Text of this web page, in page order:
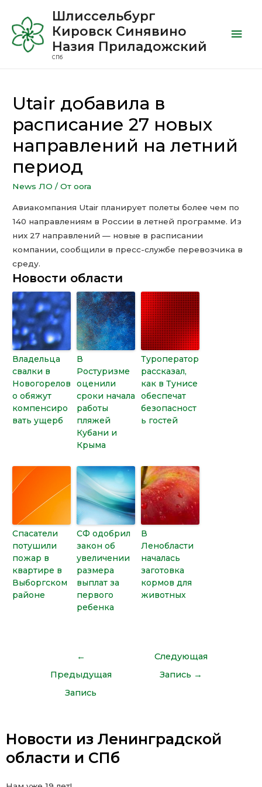
Шлиссельбург
Кировск Синявино
Назия Приладожский
СПб
Utair добавила в
расписание 27 новых
направлений на летний
период
News ЛО / От oora
Авиакомпания Utair планирует полеты более чем по
140 направлениям в России в летней программе. Из
них 27 направлений — новые в расписании
компании, сообщили в пресс-службе перевозчика в
среду.
Новости области
Владельца
свалки в
Новогорелов
о обяжут
компенсиро
вать ущерб
В
Ростуризме
оценили
сроки начала
работы
пляжей
Кубани и
Крыма
Туроператор
рассказал,
как в Тунисе
обеспечат
безопасност
ь гостей
Спасатели
потушили
пожар в
квартире в
Выборгском
районе
СФ одобрил
закон об
увеличении
размера
выплат за
первого
ребенка
В
Ленобласти
началась
заготовка
кормов для
животных
←
Предыдущая
Запись
Следующая
Запись →
Новости из Ленинградской
области и СПб